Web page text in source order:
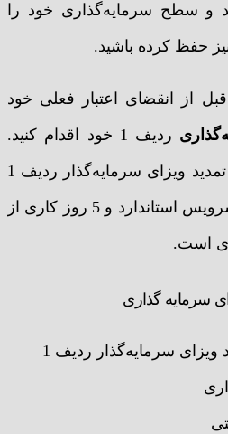
و سطح سرمایه‌گذاری خود را
حفظ کرده باشید.
از انقضای اعتبار فعلی خود
ردیف 1 خود اقدام کنید.
زمان‌ پردازش درخواست تمدید ویزای سرمایه‌گذار ردیف 1
معمولاً 8 هفته از طریق سرویس استاندارد و 5 روز کاری از
است.
سرمایه گذاری
سرمایه‌گذار ردیف 1